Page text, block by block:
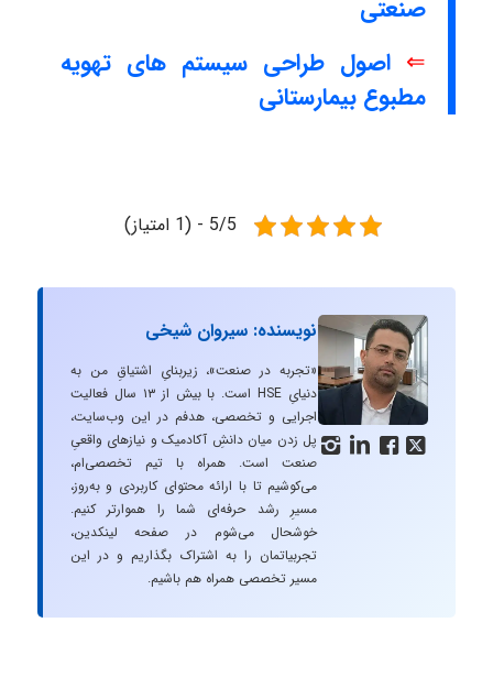
صنعتی
⇐ اصول طراحی سیستم های تهویه
مطبوع بیمارستانی
5/5 - (1 امتیاز)
   
نویسنده: سیروان شیخی
«تجربه در صنعت»، زیربنایِ اشتیاقِ من به
دنیایِ HSE است. با بیش از ۱۳ سال فعالیت
اجرایی و تخصصی، هدفم در این وب‌سایت،
پل زدن میان دانشِ آکادمیک و نیازهای واقعیِ
صنعت است. همراه با تیم تخصصی‌ام،
می‌کوشیم تا با ارائه محتوای کاربردی و به‌روز،
مسیرِ رشد حرفه‌ای شما را هموارتر کنیم.
خوشحال می‌شوم در صفحه لینکدین،
تجربیاتمان را به اشتراک بگذاریم و در این
مسیر تخصصی همراه هم باشیم.